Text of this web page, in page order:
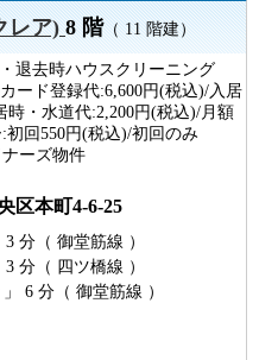
レア)8 階（ 11 階建）
退去時ハウスクリーニング
ード登録代:6,600円(税込)/入居
時・水道代:2,200円(税込)/月額
回550円(税込)/初回のみ
ーズ物件
区本町4-6-25
3 分（ 御堂筋線 ）
3 分（ 四ツ橋線 ）
」 6 分（ 御堂筋線 ）